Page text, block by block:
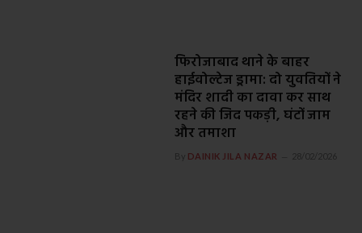
फिरोजाबाद थाने के बाहर
हाईवोल्टेज ड्रामा: दो युवतियों ने
मंदिर शादी का दावा कर साथ
रहने की जिद पकड़ी, घंटों जाम
और तमाशा
By DAINIK JILA NAZAR 28/02/2026